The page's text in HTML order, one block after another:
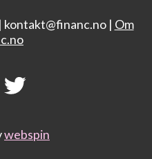
kontakt@financ.no | Om
webspin